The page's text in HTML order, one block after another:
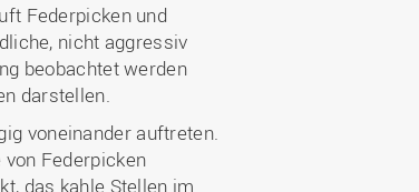
Mobilität
Sport & Hochschulsport
Engagement
Das bietet Osnabrück
Das bietet Lingen
Veranstaltungen und
Fachtagungen
Weiterbildungsverbund
Osnabrück
Federpicken und
nicht aggressiv
beobachtet werden
darstellen.
voneinander auftreten.
Federpicken
das kahle Stellen im